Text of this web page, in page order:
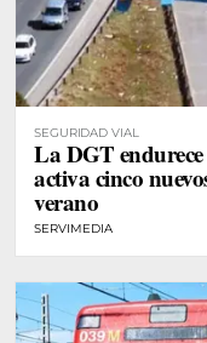
SEGURIDAD VIAL
La DGT
activa cinco
verano
SERVIMEDIA